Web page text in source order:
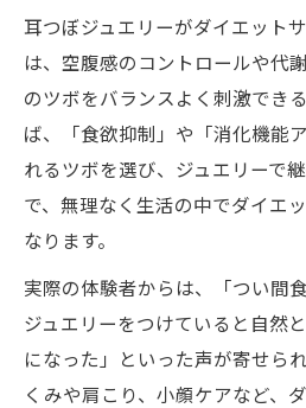
ツ
耳つぼジュエリーを自
耳つぼジュエリーのセ
安いサロンで耳つぼジ
耳つぼジュエリーの値
いて
耳つぼジュエリーがダイエット
は、空腹感のコントロールや代
のツボをバランスよく刺激でき
ば、「食欲抑制」や「消化機能
れるツボを選び、ジュエリーで
で、無理なく生活の中でダイエ
なります。
実際の体験者からは、「つい間
ジュエリーをつけていると自然
になった」といった声が寄せら
くみや肩こり、小顔ケアなど、